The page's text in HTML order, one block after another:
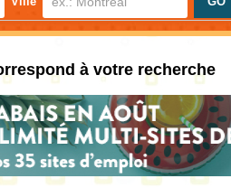
à votre recherche